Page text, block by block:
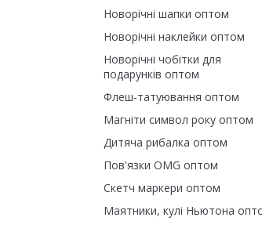
Новорічні шапки оптом
Новорічні наклейки оптом
Новорічні чобітки для
подарунків оптом
Флеш-татуювання оптом
Магніти символ року оптом
Дитяча рибалка оптом
Пов'язки OMG оптом
Скетч маркери оптом
Маятники, кулі Ньютона